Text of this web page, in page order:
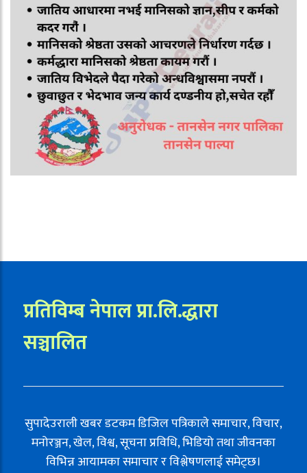
प्रतिविम्ब नेपाल प्रा.लि.द्धारा
सञ्चालित
सुपादेउराली खबर डटकम डिजिल पत्रिकाले समाचार, विचार,
मनोरञ्जन, खेल, विश्व, सूचना प्रविधि, भिडियो तथा जीवनका
विभिन्न आयामका समाचार र विश्लेषणलाई समेट्छ।